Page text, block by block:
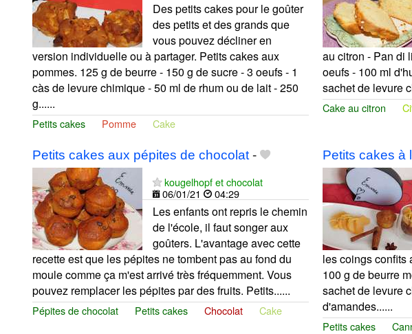
Des petits cakes pour le goûter
des petits et des grands que
vous pouvez décliner en
version individuelle ou à partager. Petits cakes aux
pommes. 125 g de beurre - 150 g de sucre - 3 oeufs - 1
càs de levure chimique - 50 ml de rhum ou de lait - 250
g......
Petits cakes Pomme Cake
au citron - Pan di
oeufs - 100 ml
sachet de levure
Cake au citron
Petits cakes aux pépites de chocolat -
kougelhopf et chocolat
06/01/21
04:29
Les enfants ont repris le chemin
de l'école, il faut songer aux
goûters. L'avantage avec cette
recette est que les pépites ne tombent pas au fond du
moule comme ça m'est arrivé très fréquemment. Vous
pouvez remplacer les pépites par des fruits. Petits......
Pépites de chocolat Petits cakes Chocolat Cake
Petits cakes à
les coings confits
100 g de beurre
sachet de levure
d'amandes......
Petits cakes